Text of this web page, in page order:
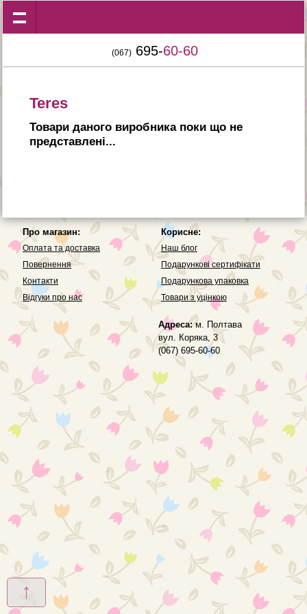
(067) 695-60-60
Teres
Товари даного виробника поки що не
представленi...
↑
Про магазин:
Оплата та доставка
Повернення
Контакти
Вiдгуки про нас
Корисне:
Наш блог
Подарункові сертифікати
Подарункова упаковка
Товари з уцінкою
Адреса:м. Полтава
вул. Коряка, 3
(067) 695-60-60